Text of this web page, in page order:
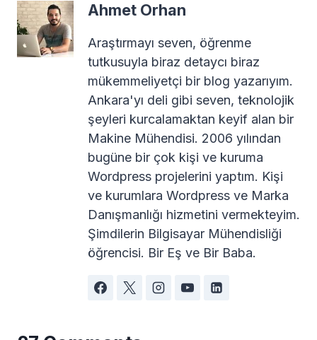
Ahmet Orhan
Araştırmayı seven, öğrenme
tutkusuyla biraz detaycı biraz
mükemmeliyetçi bir blog yazarıyım.
Ankara'yı deli gibi seven, teknolojik
şeyleri kurcalamaktan keyif alan bir
Makine Mühendisi. 2006 yılından
bugüne bir çok kişi ve kuruma
Wordpress projelerini yaptım. Kişi
ve kurumlara Wordpress ve Marka
Danışmanlığı hizmetini vermekteyim.
Şimdilerin Bilgisayar Mühendisliği
öğrencisi. Bir Eş ve Bir Baba.